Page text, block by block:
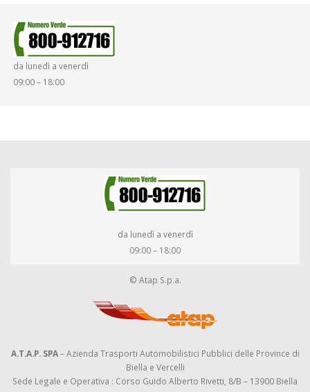
SMARRIMENTO OGGETTI
da lunedì a venerdì
09:00 – 18:00
da lunedì a venerdì
09:00 – 18:00
© Atap S.p.a.
A.T.A.P. SPA– Azienda Trasporti Automobilistici Pubblici delle Province di
Biella e Vercelli
Sede Legale e Operativa : Corso Guido Alberto Rivetti, 8/B – 13900 Biella